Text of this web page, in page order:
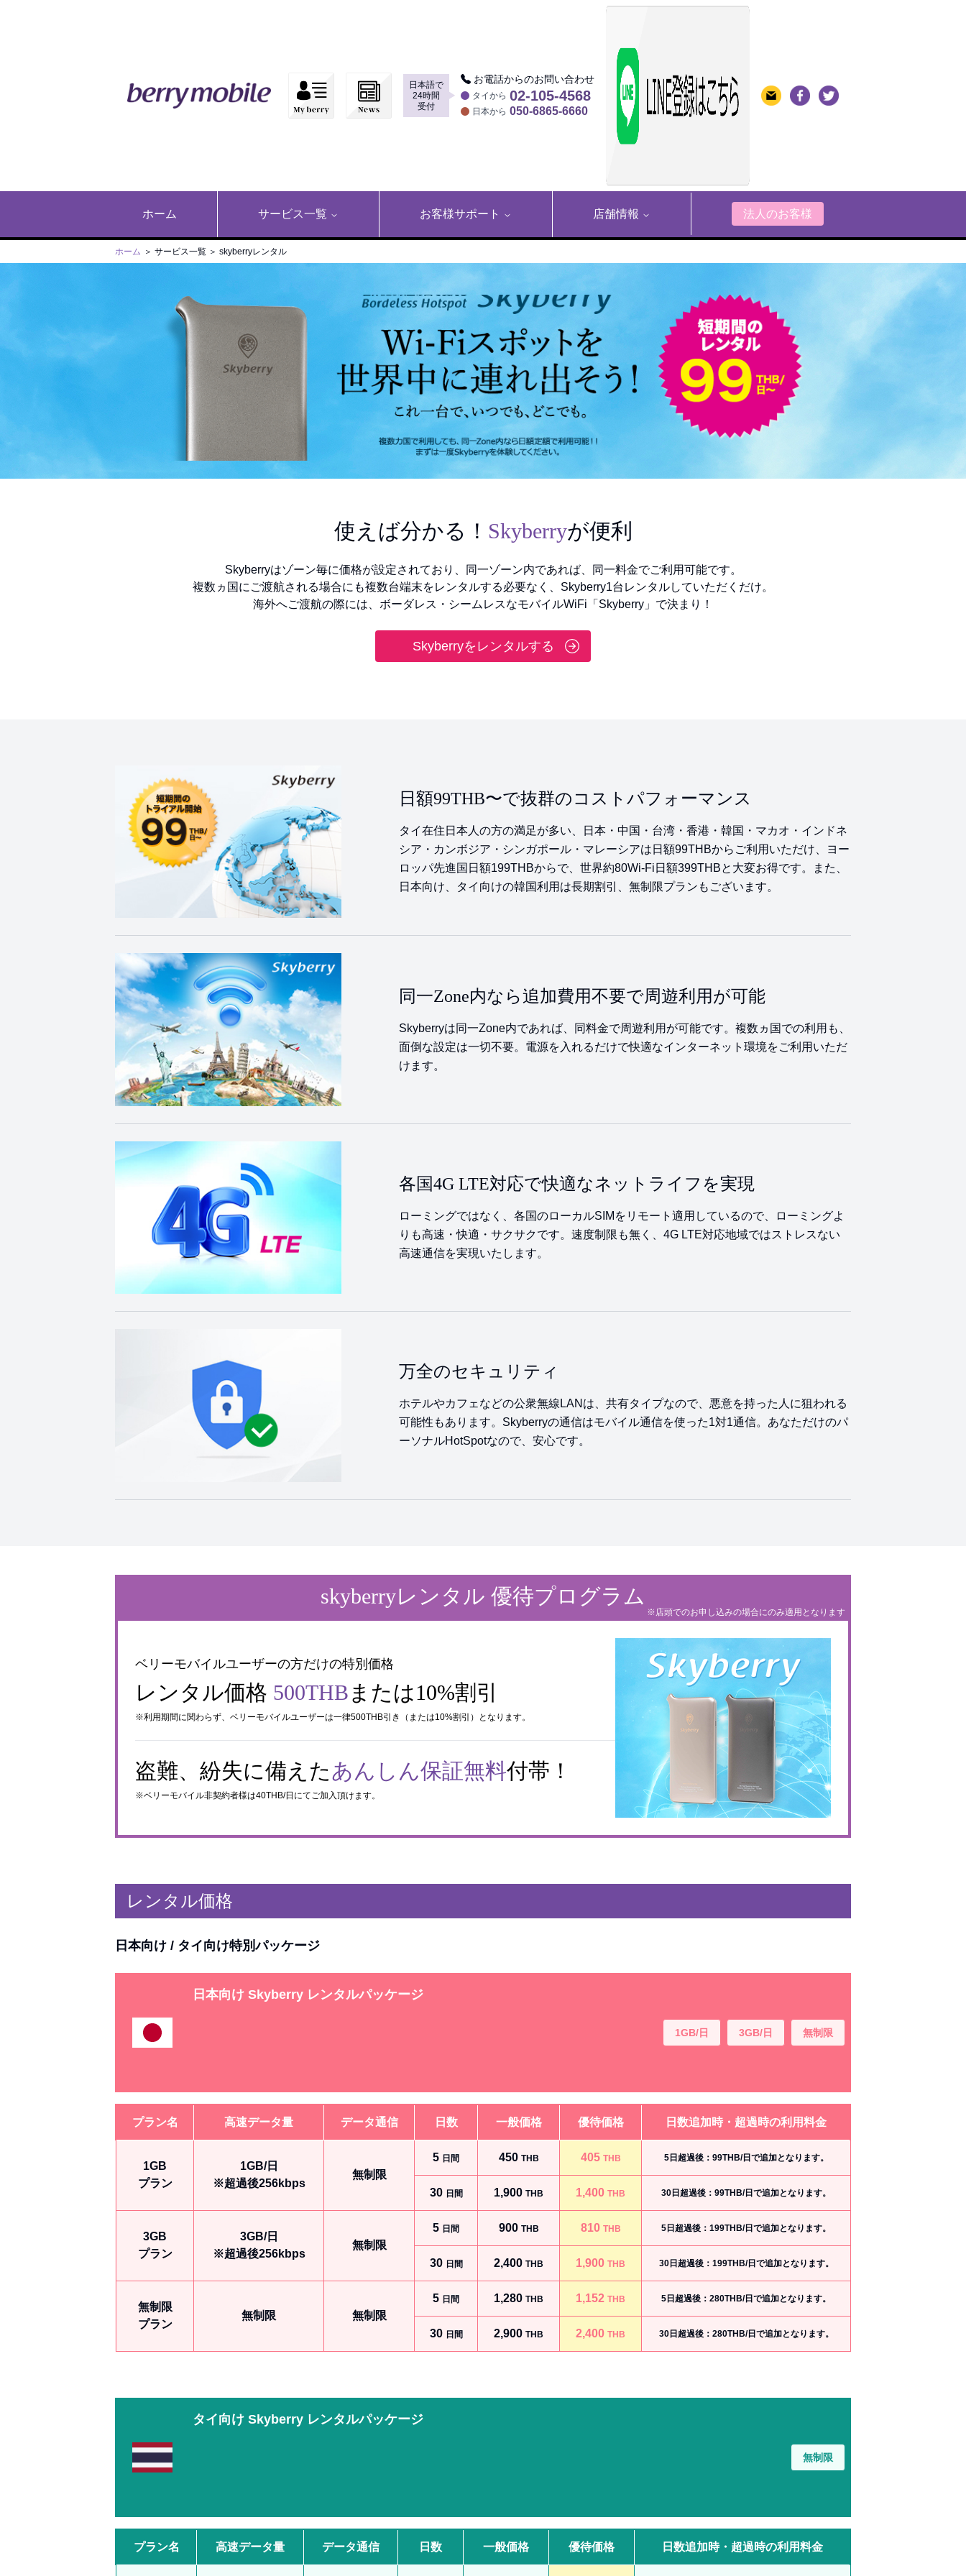
日本語で
24時間
受付
▶
お電話からのお問い合わせ
タイから 02-105-4568
日本から 050-6865-6660
ホーム サービス一覧 お客様サポート 店舗情報 法人のお客様
ホーム ＞ サービス一覧 ＞ skyberryレンタル
使えば分かる！ Skyberryが便利
Skyberryはゾーン毎に価格が設定されており、同一ゾーン内であれば、同一料金でご利用可能です。
複数ヵ国にご渡航される場合にも複数台端末をレンタルする必要なく、Skyberry1台レンタルしていただくだけ。
海外へご渡航の際には、ボーダレス・シームレスなモバイルWiFi「Skyberry」で決まり！
Skyberryをレンタルする
日額99THB〜で抜群のコストパフォーマンス
タイ在住日本人の方の満足が多い、日本・中国・台湾・香港・韓国・マカオ・インドネ
シア・カンボジア・シンガポール・マレーシアは日額99THBからご利用いただけ、ヨー
ロッパ先進国日額199THBからで、世界約80Wi-Fi日額399THBと大変お得です。また、
日本向け、タイ向けの韓国利用は長期割引、無制限プランもございます。
同一Zone内なら追加費用不要で周遊利用が可能
Skyberryは同一Zone内であれば、同料金で周遊利用が可能です。複数ヵ国での利用も、
面倒な設定は一切不要。電源を入れるだけで快適なインターネット環境をご利用いただ
けます。
各国4G LTE対応で快適なネットライフを実現
ローミングではなく、各国のローカルSIMをリモート適用しているので、ローミングよ
りも高速・快適・サクサクです。速度制限も無く、4G LTE対応地域ではストレスない
高速通信を実現いたします。
万全のセキュリティ
ホテルやカフェなどの公衆無線LANは、共有タイプなので、悪意を持った人に狙われる
可能性もあります。Skyberryの通信はモバイル通信を使った1対1通信。あなただけのパ
ーソナルHotSpotなので、安心です。
skyberryレンタル 優待プログラム
※店頭でのお申し込みの場合にのみ適用となります
ベリーモバイルユーザーの方だけの特別価格
レンタル価格 500THB または10%割引
※利用期間に関わらず、ベリーモバイルユーザーは一律500THB引き（または10%割引）となります。
盗難、紛失に備えた あんしん保証無料付帯！
※ベリーモバイル非契約者様は40THB/日にてご加入頂けます。
レンタル価格
日本向け / タイ向け特別パッケージ
日本向け Skyberry レンタルパッケージ
1GB/日 3GB/日 無制限
プラン名 高速データ量 データ通信 日数 一般価格 優待価格 日数追加時・超過時の利用料金
1GB
プラン
1GB/日
※超過後256kbps
無制限
5 日間 450 THB 405 THB 5日超過後：99THB/日で追加となります。
30 日間 1,900 THB 1,400 THB 30日超過後：99THB/日で追加となります。
3GB
プラン
3GB/日
※超過後256kbps
無制限
5 日間 900 THB 810 THB 5日超過後：199THB/日で追加となります。
30 日間 2,400 THB 1,900 THB 30日超過後：199THB/日で追加となります。
無制限
プラン
無制限 無制限
5 日間 1,280 THB 1,152 THB 5日超過後：280THB/日で追加となります。
30 日間 2,900 THB 2,400 THB 30日超過後：280THB/日で追加となります。
タイ向け Skyberry レンタルパッケージ
無制限
プラン名 高速データ量 データ通信 日数 一般価格 優待価格 日数追加時・超過時の利用料金